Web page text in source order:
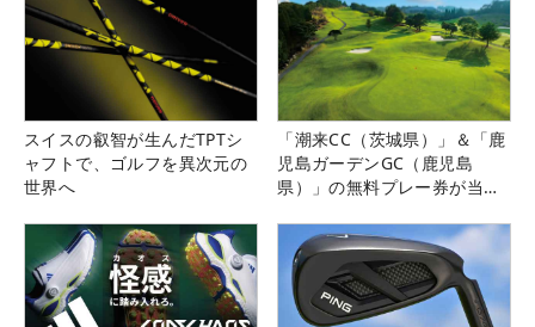
スイスの叡智が生んだTPTシ
ャフトで、ゴルフを異次元の
世界へ
「潮来CC（茨城県）」＆「鹿
児島ガーデンGC（鹿児島
県）」の無料プレー券が当た